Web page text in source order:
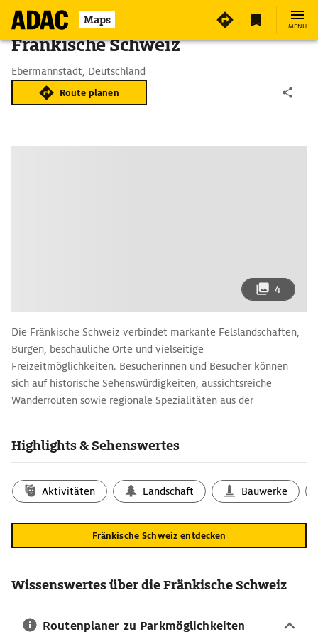
Maps MENÜ
Fränkische Schweiz
Ebermannstadt, Deutschland
Route planen
4
Die Fränkische Schweiz verbindet markante Felslandschaften,
Burgen, beschauliche Orte und vielseitige
Freizeitmöglichkeiten. Besucherinnen und Besucher können
sich auf historische Sehenswürdigkeiten, aussichtsreiche
Wanderrouten sowie regionale Spezialitäten aus der
Wichtige Sehenswürdigkeiten in der
Fränkischen Schweiz
Viele der für die Region charakteristischen Felsformationen
lassen sich vom malerischen Gößweinstein aus erreichen. Im
Dreifaltigkeit, über der Gemeinde thront die Burg
Gößweinstein. Das Areal vermittelt Einblicke in die Geschichte
auf die umliegenden Täler. Die Museumsbahn Dampfbahn
Wiesenttal die Orte Ebermannstadt und Behringersmühle. Mehr
über die Region, ihre Vergangenheit und Gegenwart erfahren
Highlights & Sehenswertes
Aktivitäten Landschaft Bauwerke
Fränkische Schweiz entdecken
Wissenswertes über die Fränkische Schweiz
Routenplaner zu Parkmöglichkeiten